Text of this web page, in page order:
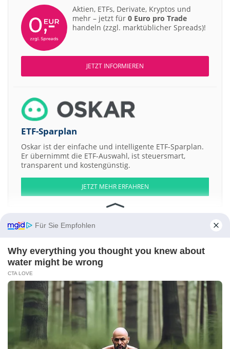
Aktien, ETFs, Derivate, Kryptos und
mehr – jetzt für 0 Euro pro Trade
handeln (zzgl. marktüblicher Spreads)!
JETZT INFORMIEREN
ETF-Sparplan
Oskar ist der einfache und intelligente ETF-Sparplan.
Er übernimmt die ETF-Auswahl, ist steuersmart,
transparent und kostengünstig.
JETZT MEHR ERFAHREN
Aktien ATX DAX EuroStoxx 50 Dow Jones NASDAQ 100 Nikkei 225
S&P 500
Aeroporto Guglielmo Marconi di Bologna
Thai President Foods
NAGAOKA INTERNATIONAL
INNOCEAN WORLDWIDE
Emergency Pest
Services
Kontakt
Impressum Werbung -
Barrierefreiheit
Sitemap
Datenschutz Disclaimer-AGB- Privatsphäre-Einstellungen
Für Sie Empfohlen
Why everything you thought you knew about
water might be wrong
CTA LOVE